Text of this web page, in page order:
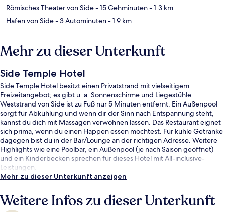
Römisches Theater von Side- 15 Gehminuten- 1.3 km
Hafen von Side- 3 Autominuten- 1.9 km
Mehr zu dieser Unterkunft
Side Temple Hotel
Side Temple Hotel besitzt einen Privatstrand mit vielseitigem
Freizeitangebot; es gibt u. a. Sonnenschirme und Liegestühle.
Weststrand von Side ist zu Fuß nur 5 Minuten entfernt. Ein Außenpool
sorgt für Abkühlung und wenn dir der Sinn nach Entspannung steht,
kannst du dich mit Massagen verwöhnen lassen. Das Restaurant eignet
sich prima, wenn du einen Happen essen möchtest. Für kühle Getränke
dagegen bist du in der Bar/Lounge an der richtigen Adresse. Weitere
Highlights wie eine Poolbar, ein Außenpool (je nach Saison geöffnet)
und ein Kinderbecken sprechen für dieses Hotel mit All-inclusive-
Leistungen.
Mehr zu dieser Unterkunft anzeigen
Weitere Infos zu dieser Unterkunft